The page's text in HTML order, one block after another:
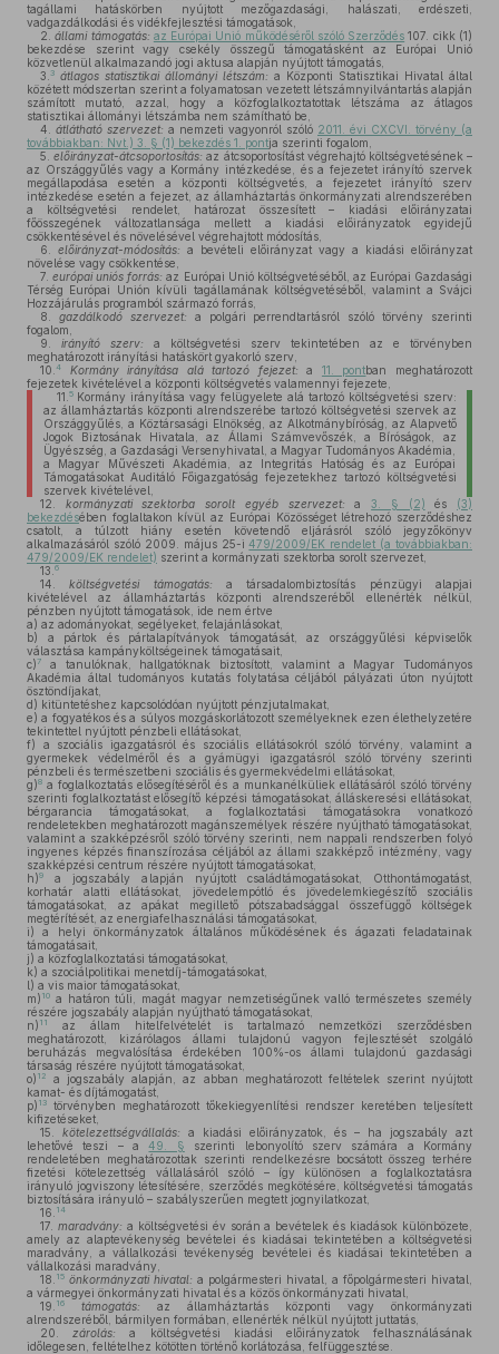
tagállami hatáskörben nyújtott mezőgazdasági, halászati, erdészeti,
vadgazdálkodási és vidékfejlesztési támogatások,
2.
állami támogatás: az Európai Unió működéséről szóló Szerződés 107. cikk (1)
bekezdése szerint vagy csekély összegű támogatásként az Európai Unió
közvetlenül alkalmazandó jogi aktusa alapján nyújtott támogatás,
3. 3 átlagos statisztikai állományi létszám: a Központi Statisztikai Hivatal által
közétett módszertan szerint a folyamatosan vezetett létszámnyilvántartás alapján
számított mutató, azzal, hogy a közfoglalkoztatottak létszáma az átlagos
statisztikai állományi létszámba nem számítható be,
4.
átlátható szervezet: a nemzeti vagyonról szóló 2011. évi CXCVI. törvény (a
továbbiakban: Nvt.) 3. § (1) bekezdés 1. pontja szerinti fogalom,
5. előirányzat-átcsoportosítás: az átcsoportosítást végrehajtó költségvetésének –
az Országgyűlés vagy a Kormány intézkedése, és a fejezetet irányító szervek
megállapodása esetén a központi költségvetés, a fejezetet irányító szerv
intézkedése esetén a fejezet, az államháztartás önkormányzati alrendszerében
a költségvetési rendelet, határozat összesített – kiadási előirányzatai
főösszegének változatlansága mellett a kiadási előirányzatok egyidejű
csökkentésével és növelésével végrehajtott módosítás,
6.
előirányzat-módosítás: a bevételi előirányzat vagy a kiadási előirányzat
növelése vagy csökkentése,
7. európai uniós forrás: az Európai Unió költségvetéséből, az Európai Gazdasági
Térség Európai Unión kívüli tagállamának költségvetéséből, valamint a Svájci
Hozzájárulás programból származó forrás,
8.
gazdálkodó szervezet: a polgári perrendtartásról szóló törvény szerinti
fogalom,
9.
irányító szerv: a költségvetési szerv tekintetében az e törvényben
meghatározott irányítási hatáskört gyakorló szerv,
10. 4 Kormány irányítása alá tartozó fejezet: a 11. pontban meghatározott
fejezetek kivételével a központi költségvetés valamennyi fejezete,
11. 5Kormány irányítása vagy felügyelete alá tartozó költségvetési szerv:
az államháztartás központi alrendszerébe tartozó költségvetési szervek az
Országgyűlés, a Köztársasági Elnökség, az Alkotmánybíróság, az Alapvető
Jogok Biztosának Hivatala, az Állami Számvevőszék, a Bíróságok, az
Ügyészség, a Gazdasági Versenyhivatal, a Magyar Tudományos Akadémia,
a Magyar Művészeti Akadémia, az Integritás Hatóság és az Európai
Támogatásokat Auditáló Főigazgatóság fejezetekhez tartozó költségvetési
szervek kivételével,
12.
kormányzati szektorba sorolt egyéb szervezet: a3. § (2) és (3)
bekezdésében foglaltakon kívül az Európai Közösséget létrehozó szerződéshez
csatolt, a túlzott hiány esetén követendő eljárásról szóló jegyzőkönyv
alkalmazásáról szóló 2009. május 25-i479/2009/EK rendelet (a továbbiakban:
479/2009/EK rendelet) szerint a kormányzati szektorba sorolt szervezet,
13. 6
14. költségvetési támogatás: a társadalombiztosítás pénzügyi alapjai
kivételével az államháztartás központi alrendszeréből ellenérték nélkül,
pénzben nyújtott támogatások, ide nem értve
a) az adományokat, segélyeket, felajánlásokat,
b) a pártok és pártalapítványok támogatását, az országgyűlési képviselők
választása kampányköltségeinek támogatásait,
c)7
a tanulóknak, hallgatóknak biztosított, valamint a Magyar Tudományos
Akadémia által tudományos kutatás folytatása céljából pályázati úton nyújtott
ösztöndíjakat,
d) kitüntetéshez kapcsolódóan nyújtott pénzjutalmakat,
e) a fogyatékos és a súlyos mozgáskorlátozott személyeknek ezen élethelyzetére
tekintettel nyújtott pénzbeli ellátásokat,
f) a szociális igazgatásról és szociális ellátásokról szóló törvény, valamint a
gyermekek védelméről és a gyámügyi igazgatásról szóló törvény szerinti
pénzbeli és természetbeni szociális és gyermekvédelmi ellátásokat,
g)8 a foglalkoztatás elősegítéséről és a munkanélküliek ellátásáról szóló törvény
szerinti foglalkoztatást elősegítő képzési támogatásokat, álláskeresési ellátásokat,
bérgarancia támogatásokat, a foglalkoztatási támogatásokra vonatkozó
rendeletekben meghatározott magánszemélyek részére nyújtható támogatásokat,
valamint a szakképzésről szóló törvény szerinti, nem nappali rendszerben folyó
ingyenes képzés finanszírozása céljából az állami szakképző intézmény, vagy
szakképzési centrum részére nyújtott támogatásokat,
h)9
a jogszabály alapján nyújtott családtámogatásokat, Otthontámogatást,
korhatár alatti ellátásokat, jövedelempótló és jövedelemkiegészítő szociális
támogatásokat, az apákat megillető pótszabadsággal összefüggő költségek
megtérítését, az energiafelhasználási támogatásokat,
i) a helyi önkormányzatok általános működésének és ágazati feladatainak
támogatásait,
j) a közfoglalkoztatási támogatásokat,
k) a szociálpolitikai menetdíj-támogatásokat,
l) a vis maior támogatásokat,
m) 10 a határon túli, magát magyar nemzetiségűnek valló természetes személy
részére jogszabály alapján nyújtható támogatásokat,
n) 11
az állam hitelfelvételét is tartalmazó nemzetközi szerződésben
meghatározott, kizárólagos állami tulajdonú vagyon fejlesztését szolgáló
beruházás megvalósítása érdekében 100%-os állami tulajdonú gazdasági
társaság részére nyújtott támogatásokat,
o) 12
a jogszabály alapján, az abban meghatározott feltételek szerint nyújtott
kamat- és díjtámogatást,
p) 13
törvényben meghatározott tőkekiegyenlítési rendszer keretében teljesített
kifizetéseket,
15.
kötelezettségvállalás: a kiadási előirányzatok, és – ha jogszabály azt
lehetővé teszi – a49. § szerinti lebonyolító szerv számára a Kormány
rendeletében meghatározottak szerinti rendelkezésre bocsátott összeg terhére
fizetési kötelezettség vállalásáról szóló – így különösen a foglalkoztatásra
irányuló jogviszony létesítésére, szerződés megkötésére, költségvetési támogatás
biztosítására irányuló – szabályszerűen megtett jognyilatkozat,
16. 14
17. maradvány: a költségvetési év során a bevételek és kiadások különbözete,
amely az alaptevékenység bevételei és kiadásai tekintetében a költségvetési
maradvány, a vállalkozási tevékenység bevételei és kiadásai tekintetében a
vállalkozási maradvány,
18. 15 önkormányzati hivatal: a polgármesteri hivatal, a főpolgármesteri hivatal,
a vármegyei önkormányzati hivatal és a közös önkormányzati hivatal,
19. 16 támogatás: az államháztartás központi vagy önkormányzati
alrendszeréből, bármilyen formában, ellenérték nélkül nyújtott juttatás,
20.
zárolás: a költségvetési kiadási előirányzatok felhasználásának
időlegesen, feltételhez kötötten történő korlátozása, felfüggesztése.